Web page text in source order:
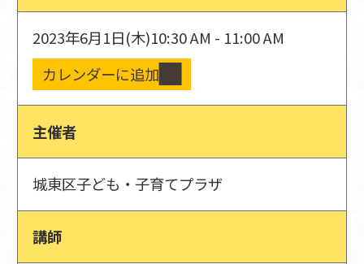
2023年6月1日(木)10:30 AM - 11:00 AM
カレンダーに追加
主催者
城東区子ども・子育てプラザ
講師